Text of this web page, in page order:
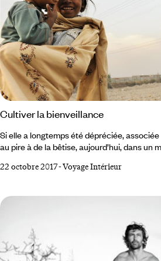
Cultiver la bienveillance
Si elle a longtemps été dépréciée,
au pire à de la bêtise, aujourd’hui, dans un
et auteur d’ouvrages sur l’art du bonheur, le
sauf une faiblesse ; elle est une force, un
22 octobre 2017-Voyage Intérieur